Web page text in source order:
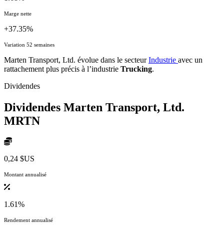
Marge nette
+37.35%
Variation 52 semaines
Marten Transport, Ltd. évolue dans le secteurIndustrie avec un
rattachement plus précis à l’industrie Trucking.
Dividendes
Dividendes Marten Transport, Ltd.
MRTN
0,24 $US
Montant annualisé
1.61%
Rendement annualisé